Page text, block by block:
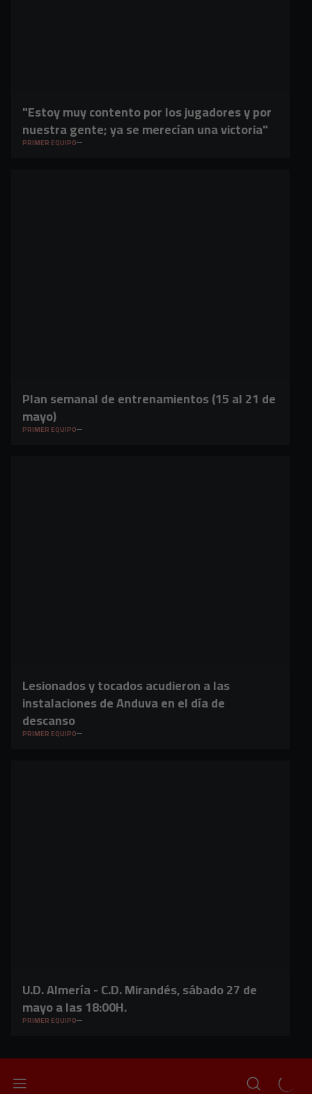
"Estoy muy contento por los jugadores y por
nuestra gente; ya se merecían una victoria"
PRIMER EQUIPO
Plan semanal de entrenamientos (15 al 21 de
mayo)
PRIMER EQUIPO
Lesionados y tocados acudieron a las
instalaciones de Anduva en el día de
descanso
PRIMER EQUIPO
U.D. Almería - C.D. Mirandés, sábado 27 de
mayo a las 18:00H.
PRIMER EQUIPO